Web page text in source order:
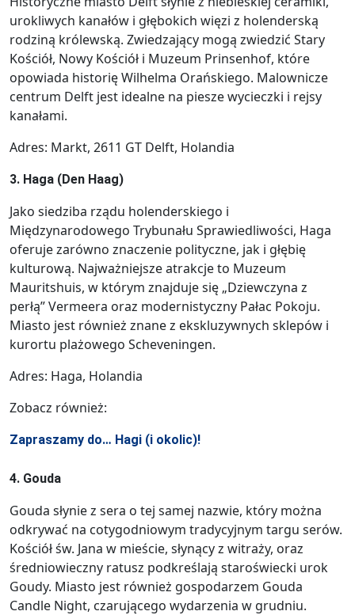
urokliwych kanałów i głębokich więzi z holenderską
rodziną królewską. Zwiedzający mogą zwiedzić Stary
Kościół, Nowy Kościół i Muzeum Prinsenhof, które
opowiada historię Wilhelma Orańskiego. Malownicze
centrum Delft jest idealne na piesze wycieczki i rejsy
kanałami.
Adres: Markt, 2611 GT Delft, Holandia
3. Haga (Den Haag)
Jako siedziba rządu holenderskiego i
Międzynarodowego Trybunału Sprawiedliwości, Haga
oferuje zarówno znaczenie polityczne, jak i głębię
kulturową. Najważniejsze atrakcje to Muzeum
Mauritshuis, w którym znajduje się „Dziewczyna z
perłą” Vermeera oraz modernistyczny Pałac Pokoju.
Miasto jest również znane z ekskluzywnych sklepów i
kurortu plażowego Scheveningen.
Adres: Haga, Holandia
Zobacz również:
Zapraszamy do… Hagi (i okolic)!
4. Gouda
Gouda słynie z sera o tej samej nazwie, który można
odkrywać na cotygodniowym tradycyjnym targu serów.
Kościół św. Jana w mieście, słynący z witraży, oraz
średniowieczny ratusz podkreślają staroświecki urok
Goudy. Miasto jest również gospodarzem Gouda
Candle Night, czarującego wydarzenia w grudniu.